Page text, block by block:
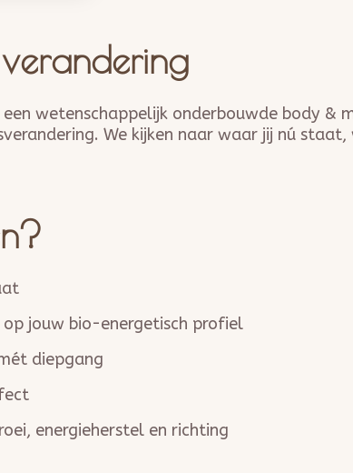
wetenschappelijk onderbouwde body &
We kijken naar waar jij nú
jouw bio-energetisch profiel
diepgang
energieherstel en richting